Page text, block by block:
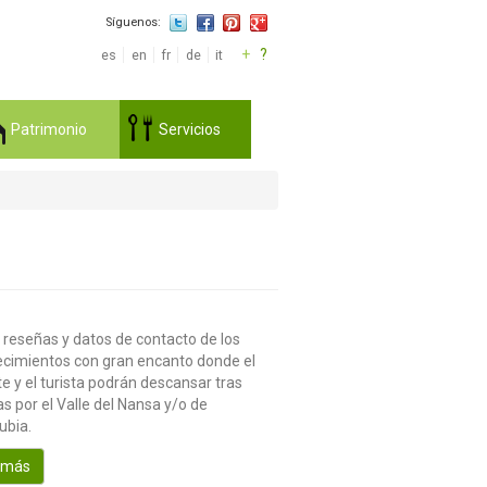
Síguenos:
es en fr de it + ?
Patrimonio Servicios
reseñas y datos de contacto de los
con gran encanto donde el
y el turista podrán descansar tras
por el Valle del Nansa y/o de